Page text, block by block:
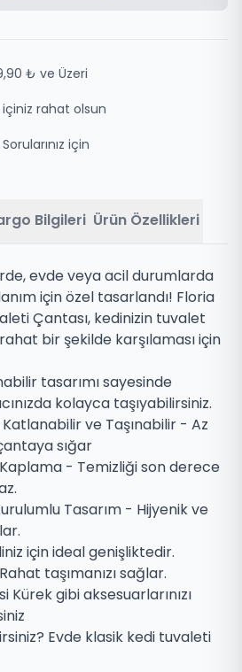
₺ ve Üzeri
içiniz rahat olsun
Sorularınız için
Bilgileri Ürün Özellikleri
evde veya acil durumlarda
için özel tasarlandı! Floria
Çantası, kedinizin tuvalet
bir şekilde karşılaması için
tasarımı sayesinde
kolayca taşıyabilirsiniz.
ve Taşınabilir - Az
sığar
- Temizliği son derece
Tasarım - Hijyenik ve
için ideal genişliktedir.
taşımanızı sağlar.
Kürek gibi aksesuarlarınızı
Evde klasik kedi tuvaleti